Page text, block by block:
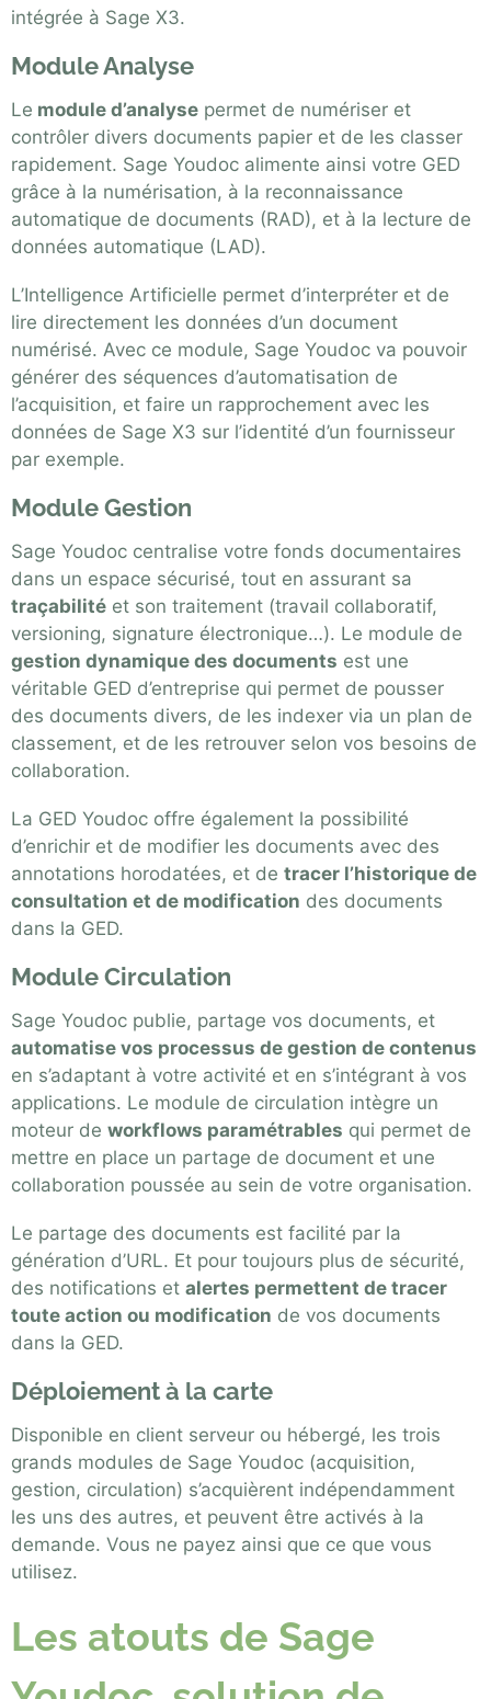
intégrée à Sage X3.
Module Analyse
Le module d’analyse permet de numériser et
contrôler divers documents papier et de les classer
rapidement. Sage Youdoc alimente ainsi votre GED
grâce à la numérisation, à la reconnaissance
automatique de documents (RAD), et à la lecture de
données automatique (LAD).
L’Intelligence Artificielle permet d’interpréter et de
lire directement les données d’un document
numérisé. Avec ce module, Sage Youdoc va pouvoir
générer des séquences d’automatisation de
l’acquisition, et faire un rapprochement avec les
données de Sage X3 sur l’identité d’un fournisseur
par exemple.
Module Gestion
Sage Youdoc centralise votre fonds documentaires
dans un espace sécurisé, tout en assurant sa
traçabilité et son traitement (travail collaboratif,
versioning, signature électronique…). Le module de
gestion dynamique des documents est une
véritable GED d’entreprise qui permet de pousser
des documents divers, de les indexer via un plan de
classement, et de les retrouver selon vos besoins de
collaboration.
La GED Youdoc offre également la possibilité
d’enrichir et de modifier les documents avec des
annotations horodatées, et de tracer l’historique de
consultation et de modification des documents
dans la GED.
Module Circulation
Sage Youdoc publie, partage vos documents, et
automatise vos processus de gestion de contenus
en s’adaptant à votre activité et en s’intégrant à vos
applications. Le module de circulation intègre un
moteur de workflows paramétrables qui permet de
mettre en place un partage de document et une
collaboration poussée au sein de votre organisation.
Le partage des documents est facilité par la
génération d’URL. Et pour toujours plus de sécurité,
des notifications et alertes permettent de tracer
toute action ou modification de vos documents
dans la GED.
Déploiement à la carte
Disponible en client serveur ou hébergé, les trois
grands modules de Sage Youdoc (acquisition,
gestion, circulation) s’acquièrent indépendamment
les uns des autres, et peuvent être activés à la
demande. Vous ne payez ainsi que ce que vous
utilisez.
Les atouts de Sage